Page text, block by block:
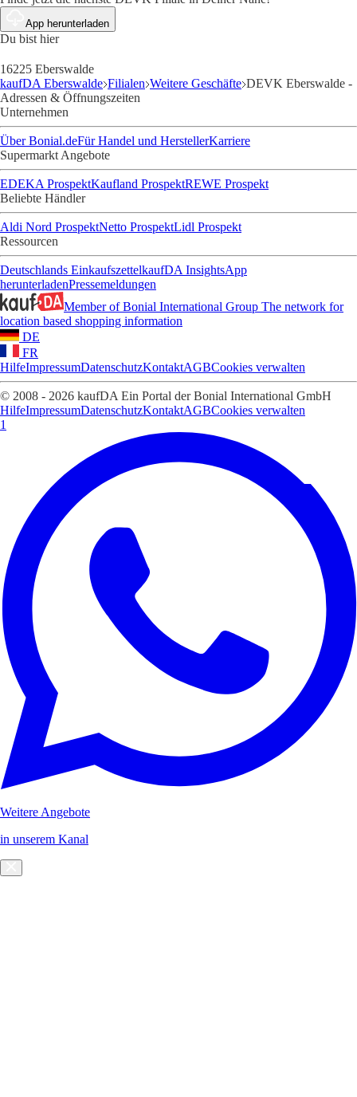
App herunterladen
Du bist hier
16225 Eberswalde
kaufDA Eberswalde Filialen Weitere Geschäfte DEVK Eberswalde -
Adressen & Öffnungszeiten
Unternehmen
Über Bonial.deFür Handel und HerstellerKarriere
Supermarkt Angebote
EDEKA ProspektKaufland ProspektREWE Prospekt
Beliebte Händler
Aldi Nord ProspektNetto ProspektLidl Prospekt
Ressourcen
Deutschlands EinkaufszettelkaufDA InsightsApp
herunterladenPressemeldungen
Member of Bonial International Group The network for
location based shopping information
DE
FR
HilfeImpressumDatenschutzKontaktAGBCookies verwalten
© 2008 - 2026 kaufDA Ein Portal der Bonial International GmbH
HilfeImpressumDatenschutzKontaktAGBCookies verwalten
1
Weitere Angebote
in unserem Kanal